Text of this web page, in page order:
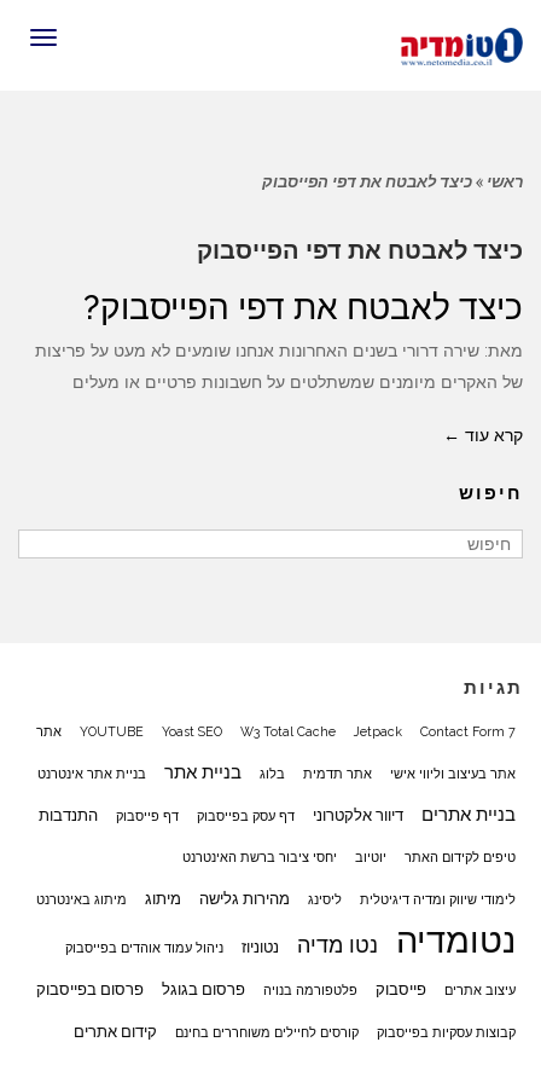
ראשי »כיצד לאבטח את דפי הפייסבוק
כיצד לאבטח את דפי הפייסבוק
כיצד לאבטח את דפי הפייסבוק?
מאת: שירה דרורי בשנים האחרונות אנחנו שומעים לא מעט על פריצות
של האקרים מיומנים שמשתלטים על חשבונות פרטיים או מעלים
קרא עוד ←
חיפוש
תגיות
Contact Form 7
Jetpack
W3 Total Cache
Yoast SEO
YOUTUBE אתר
אתר בעיצוב וליווי אישי אתר תדמית בלוג בניית אתר בניית אתר אינטרנט
בניית אתרים דיוור אלקטרוני דף עסק בפייסבוק דף פייסבוק התנדבות
טיפים לקידום האתר יוטיוב יחסי ציבור ברשת האינטרנט
לימודי שיווק ומדיה דיגיטלית ליסינג מהירות גלישה מיתוג מיתוג באינטרנט
נטומדיה נטו מדיה נטוניוז ניהול עמוד אוהדים בפייסבוק
עיצוב אתרים פייסבוק פלטפורמה בנויה פרסום בגוגל פרסום בפייסבוק
קבוצות עסקיות בפייסבוק קורסים לחיילים משוחררים בחינם קידום אתרים